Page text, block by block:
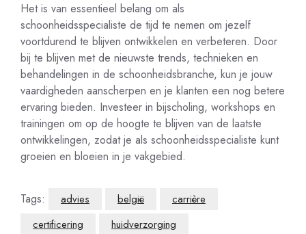
Het is van essentieel belang om als
schoonheidsspecialiste de tijd te nemen om jezelf
voortdurend te blijven ontwikkelen en verbeteren. Door
bij te blijven met de nieuwste trends, technieken en
behandelingen in de schoonheidsbranche, kun je jouw
vaardigheden aanscherpen en je klanten een nog betere
ervaring bieden. Investeer in bijscholing, workshops en
trainingen om op de hoogte te blijven van de laatste
ontwikkelingen, zodat je als schoonheidsspecialiste kunt
groeien en bloeien in je vakgebied.
Tags: advies belgië
carrière
certificering
huidverzorging